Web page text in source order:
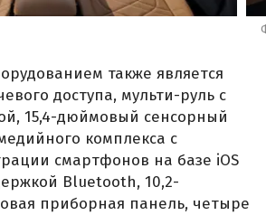
также является
доступа, мульти-руль с
15,4-дюймовый сенсорный
комплекса с
смартфонов на базе iOS
Bluetooth, 10,2-
приборная панель, четыре